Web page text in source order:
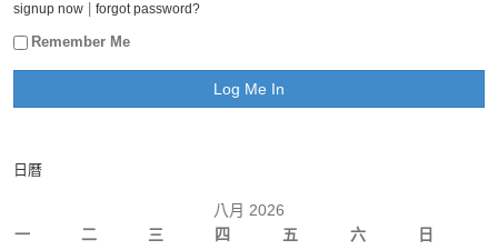
signup now forgot password?
Remember Me
日曆
八月 2026
一
二 三 四 五 六 日